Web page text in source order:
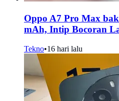
Oppo A7 Pro Max
mAh, Intip Bocoran
Tekno•16 hari lalu